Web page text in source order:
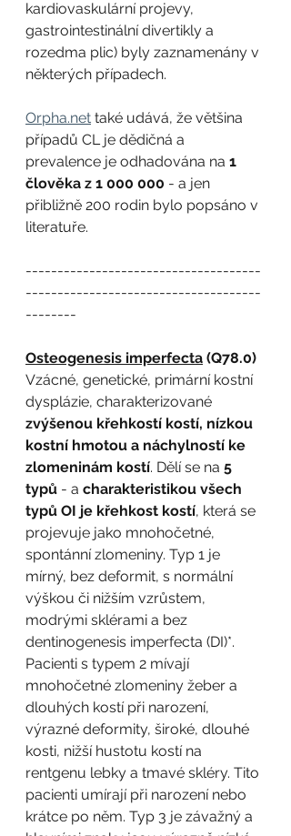
kardiovaskulární projevy,
gastrointestinální divertikly a
rozedma plic) byly zaznamenány v
některých případech.
Orpha.net také udává, že většina
případů CL je dědičná a
prevalence je odhadována na 1
člověka z 1 000 000 - a jen
přibližně 200 rodin bylo popsáno v
literatuře.
-------------------------------------
-------------------------------------
--------
Osteogenesis imperfecta (Q78.0)
Vzácné, genetické, primární kostní
dysplázie, charakterizované
zvýšenou křehkostí kostí, nízkou
kostní hmotou a náchylností ke
zlomeninám kostí. Dělí se na 5
typů - a charakteristikou všech
typů OI je křehkost kostí, která se
projevuje jako mnohočetné,
spontánní zlomeniny. Typ 1 je
mírný, bez deformit, s normální
výškou či nižším vzrůstem,
modrými sklérami a bez
dentinogenesis imperfecta (DI)*.
Pacienti s typem 2 mívají
mnohočetné zlomeniny žeber a
dlouhých kostí při narození,
výrazné deformity, široké, dlouhé
kosti, nižší hustotu kostí na
rentgenu lebky a tmavé skléry. Tito
pacienti umírají při narození nebo
krátce po něm. Typ 3 je závažný a